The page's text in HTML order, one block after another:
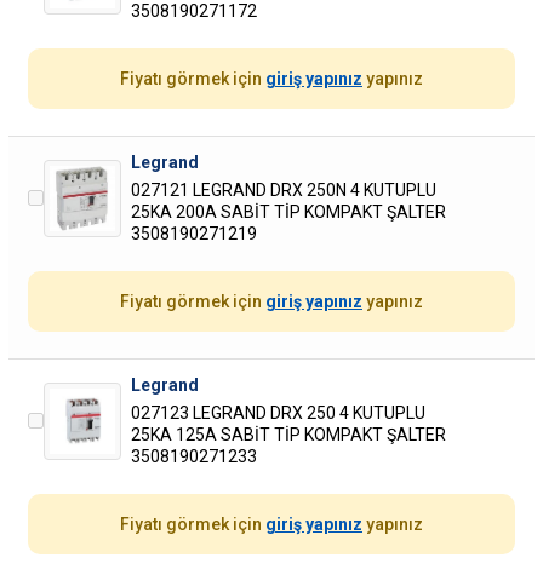
3508190271172
Fiyatı görmek için giriş yapınız yapınız
Legrand
027121 LEGRAND DRX 250N 4 KUTUPLU
25KA 200A SABİT TİP KOMPAKT ŞALTER
3508190271219
Fiyatı görmek için giriş yapınız yapınız
Legrand
027123 LEGRAND DRX 250 4 KUTUPLU
25KA 125A SABİT TİP KOMPAKT ŞALTER
3508190271233
Fiyatı görmek için giriş yapınız yapınız